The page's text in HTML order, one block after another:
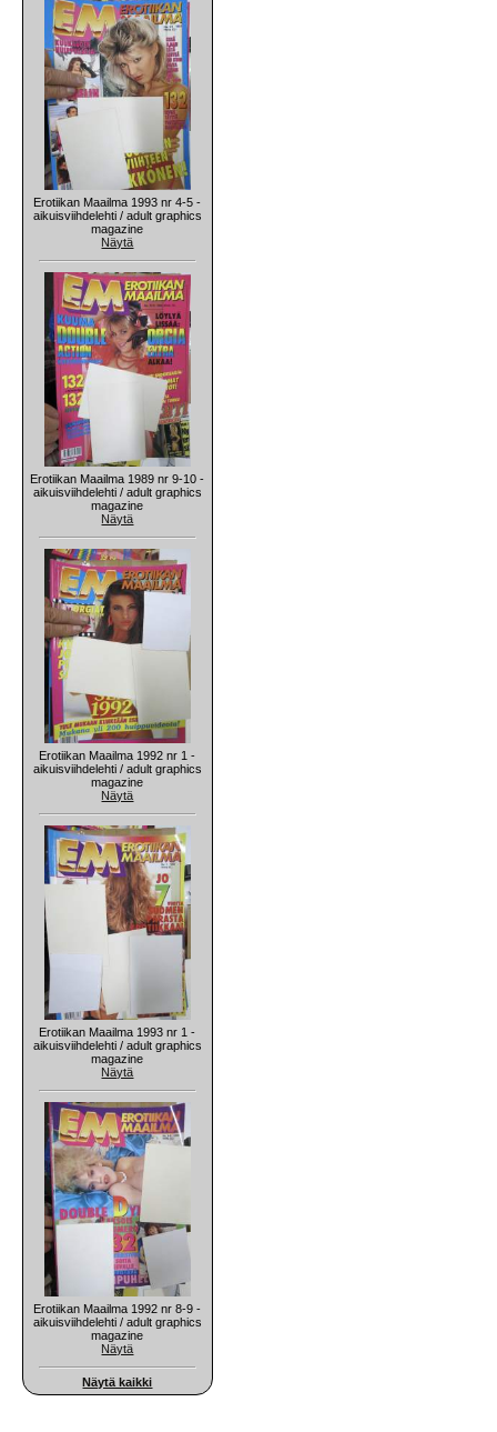
Erotiikan Maailma 1993 nr 4-5 -
aikuisviihdelehti / adult graphics
magazine
Näytä
Erotiikan Maailma 1989 nr 9-10 -
aikuisviihdelehti / adult graphics
magazine
Näytä
Erotiikan Maailma 1992 nr 1 -
aikuisviihdelehti / adult graphics
magazine
Näytä
Erotiikan Maailma 1993 nr 1 -
aikuisviihdelehti / adult graphics
magazine
Näytä
Erotiikan Maailma 1992 nr 8-9 -
aikuisviihdelehti / adult graphics
magazine
Näytä
Näytä kaikki